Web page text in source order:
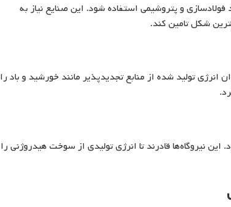
و پتروشیمی استفاده شود. این صنایع نیاز به
شکل تامین کند.
تولید شده از منابع تجدیدپذیر مانند خورشید و باد را
نیروگاه‌ها قادرند تا انرژی تولیدی از سوخت هیدروژنی را